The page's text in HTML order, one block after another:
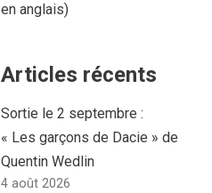
en anglais)
Articles récents
Sortie le 2 septembre :
« Les garçons de Dacie » de
Quentin Wedlin
4 août 2026